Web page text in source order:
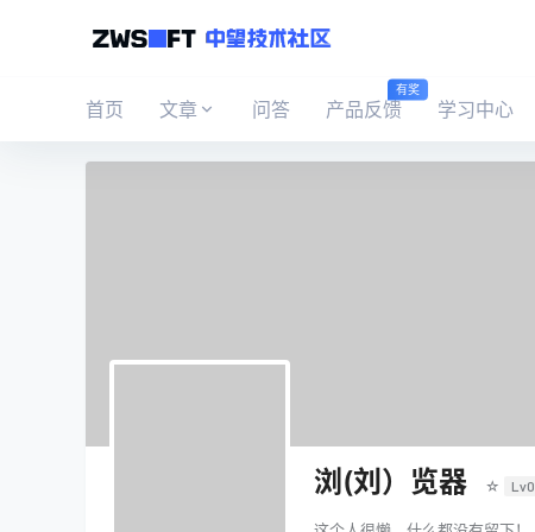
首页 文章 问答 产品反馈
有奖
学习中心
浏(刘）览器 ☆ Lv0